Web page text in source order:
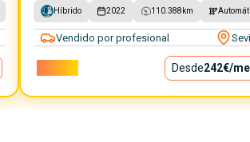
Híbrido 2022 110.388 km
Vendido por profesional
Desde242€/